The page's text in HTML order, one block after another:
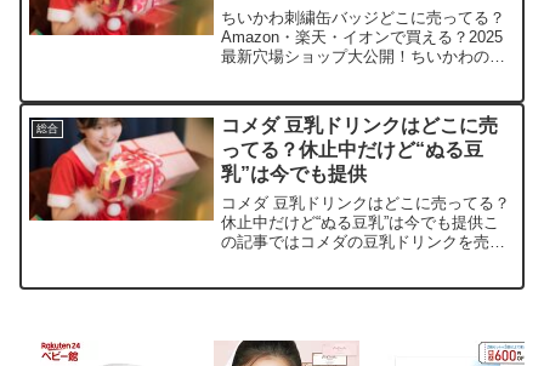
プ大公開！
ちいかわ刺繍缶バッジどこに売ってる？
Amazon・楽天・イオンで買える？2025
最新穴場ショップ大公開！ちいかわの刺
店や平均価格、安く買えるスポットをサ
クッと紹介しま...
総合
コメダ 豆乳ドリンクはどこに売
ってる？休止中だけど“ぬる豆
乳”は今でも提供
コメダ 豆乳ドリンクはどこに売ってる？
休止中だけど“ぬる豆乳”は今でも提供こ
の記事ではコメダの豆乳ドリンクを売っ